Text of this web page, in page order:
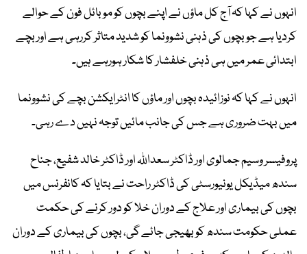
انہوں نے کہا کہ آج کل ماؤں نے اپنے بچوں کو موبائل فون کے حوالے
کردیا ہے جو بچوں کی ذہنی نشوونما کو شدید متاثر کررہی ہے اور بچے
ابتدائی عمر میں ہی ذہنی خلفشار کا شکار ہورہے ہیں۔
انہوں نے کہا کہ نوزائیدہ بچوں اور ماؤں کا انٹرایکشن بچے کی نشوونما
میں بہت ضروری ہے جس کی جانب مائیں توجہ نہیں دے رہی۔
پروفیسر وسیم جمالوی اور ڈاکٹر سعداللہ اور ڈاکٹر خالد شفیع، جناح
سندھ میڈیکل یونیورسٹی کی ڈاکٹر راحت نے بتایا کہ کانفرنس میں
بچوں کی بیماری اور علاج کے دوران خلا کو دور کرنے کی حکمت
عملی حکومت سندھ کو بھیجی جائے گی، بچوں کی بیماری کے دوران